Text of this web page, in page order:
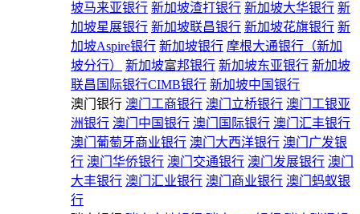
坡马来亚银行 新加坡渣打银行 新加坡大华银行 新
加坡星展银行 新加坡联昌银行 新加坡花旗银行 新
加坡Aspire银行 新加坡银行 摩根大通银行（新加
坡分行）
新加坡富邦银行 新加坡东亚银行 新加坡
联昌国际银行CIMB银行 新加坡中国银行
澳门银行 澳门工商银行 澳门立桥银行 澳门工银亚
洲银行 澳门中国银行 澳门国际银行 澳门汇丰银行
澳门葡萄牙商业银行 澳门大西洋银行 澳门广发银
行 澳门华侨银行 澳门交通银行 澳门发展银行 澳门
大丰银行 澳门汇业银行 澳门商业银行 澳门蚂蚁银
行